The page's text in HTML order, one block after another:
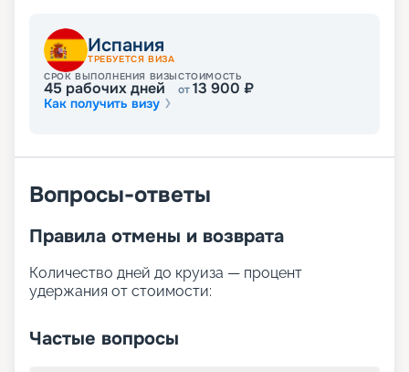
Испания
ТРЕБУЕТСЯ ВИЗА
СРОК ВЫПОЛНЕНИЯ ВИЗЫ
45 рабочих дней
СТОИМОСТЬ
от13 900 ₽
Как получить визу
Вопросы-ответы
Правила отмены и возврата
Количество дней до круиза — процент
удержания от стоимости:
Частые вопросы